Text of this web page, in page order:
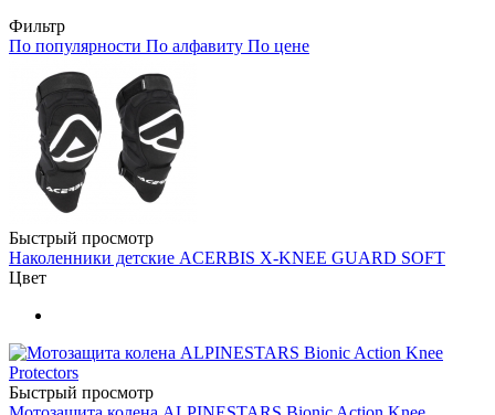
Фильтр
По популярности По алфавиту По цене
Быстрый просмотр
Наколенники детские ACERBIS X-KNEE GUARD SOFT
Цвет
Быстрый просмотр